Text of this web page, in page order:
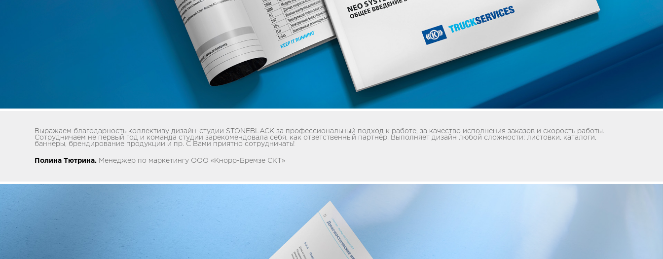
Выражаем благодарность коллективу дизайн-студии STONEBLACK за профессиональный подход к работе, за качество исполнения заказов и скорость работы.
Сотрудничаем не первый год и команда студии зарекомендовала себя, как ответственный партнёр. Выполняет дизайн любой сложности: листовки, каталоги,
баннеры, брендирование продукции и пр. С Вами приятно сотрудничать!
Полина Тютрина. Менеджер по маркетингу ООО «Кнорр-Бремзе СКТ»